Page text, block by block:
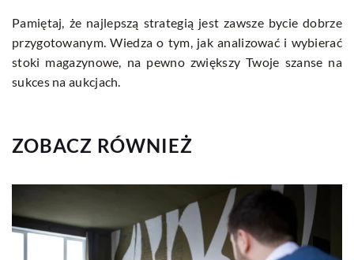
Pamiętaj, że najlepszą strategią jest zawsze bycie dobrze
przygotowanym. Wiedza o tym, jak analizować i wybierać
stoki magazynowe, na pewno zwiększy Twoje szanse na
sukces na aukcjach.
ZOBACZ RÓWNIEŻ